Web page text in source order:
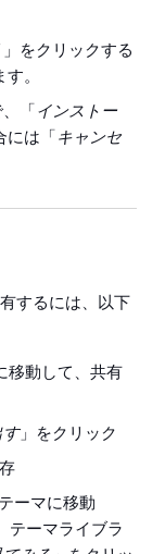
」をクリックする
。
「インストー
には「キャンセ
するには、以下
移動して、共有
」をクリック
ーマに移動
テーマライブラ